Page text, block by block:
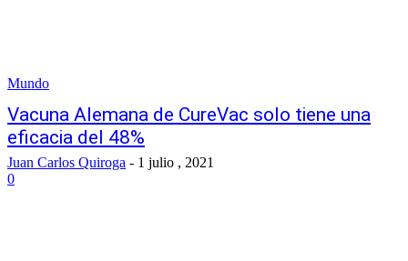
Mundo
Vacuna Alemana de CureVac solo tiene una
eficacia del 48%
Juan Carlos Quiroga - 1 julio , 2021
0